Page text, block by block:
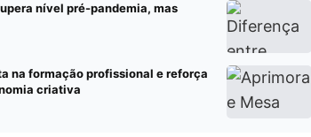
nível pré-pandemia, mas
na formação profissional e reforça
criativa